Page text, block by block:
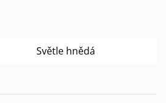
Světle hnědá